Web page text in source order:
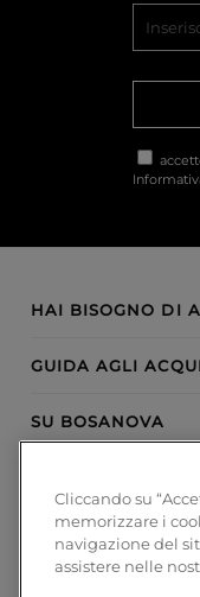
HAI BISOGNO DI
GUIDA AGLI
SU BOSANOVA
METODI DI
Cliccando su
memorizzare i
navigazione del
assistere nelle